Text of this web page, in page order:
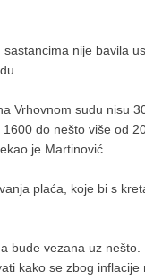
nije bavila
Vrhovnom sudu nisu
do nešto više od
je Martinović .
plaća, koje bi s
bude vezana uz
kako se zbog